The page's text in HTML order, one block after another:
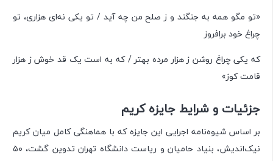
«تو مگو همه به جنگند و ز صلح من چه آید / تو یکی نه‌ای هزاری، تو
چراغ خود برافروز
که یکی چراغ روشن ز هزار مرده بهتر / که به است یک قد خوش ز هزار
قامت کوز»
جزئیات و شرایط جایزه کریم
بر اساس شیوه‌نامه اجرایی این جایزه که با هماهنگی کامل میان کریم
نیک‌اندیش، بنیاد حامیان و ریاست دانشگاه تهران تدوین گشت، ۵۰